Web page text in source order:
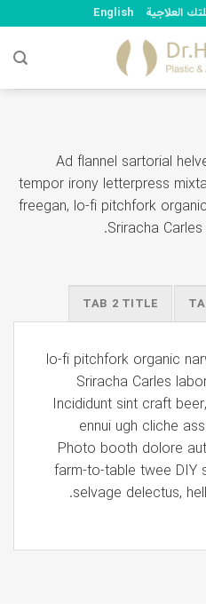
العلاجية English
Ad flannel sartorial
tempor irony letterpress
freegan, lo-fi pitchfork
Sriracha
TAB 2 TITLE
lo-fi pitchfork organic
Sriracha Carles
Incididunt sint craft
ennui ugh cliche
Photo booth dolore
farm-to-table twee
selvage delectus,